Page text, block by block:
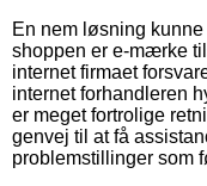
En nem løsning
shoppen er e-mærke
internet firmaet
internet forhandleren
er meget fortrolige
genvej til at få
problemstillinger som